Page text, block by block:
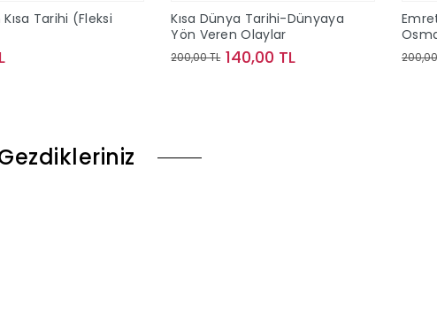
Tarihi (Fleksi
Kısa Dünya Tarihi-Dünyaya
Yön Veren Olaylar
200,00 TL 140,00 TL